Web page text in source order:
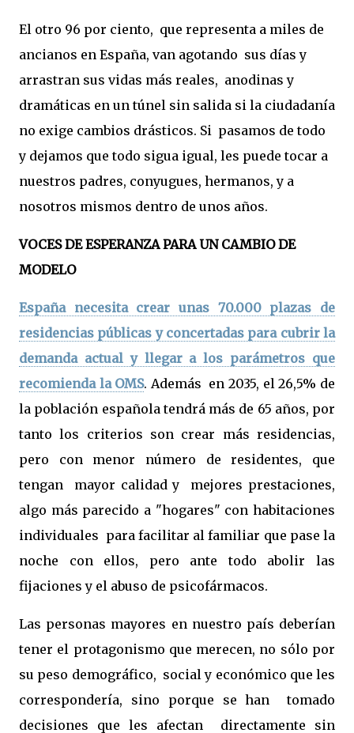
El otro 96 por ciento, que representa a miles de
ancianos en España, van agotando sus días y
arrastran sus vidas más reales, anodinas y
dramáticas en un túnel sin salida si la ciudadanía
no exige cambios drásticos. Si pasamos de todo
y dejamos que todo sigua igual, les puede tocar a
nuestros padres, conyugues, hermanos, y a
nosotros mismos dentro de unos años.
VOCES DE ESPERANZA PARA UN CAMBIO DE
MODELO
España necesita crear unas 70.000 plazas de
residencias públicas y concertadas para cubrir la
demanda actual y llegar a los parámetros que
recomienda la OMS.Además en2035, el 26,5% de
la población española tendrá más de 65 años, por
tanto los criterios son crear más residencias,
pero con menor número de residentes, que
tengan mayor calidad y mejores prestaciones,
algo más parecido a "hogares" con habitaciones
individuales para facilitar al familiar que pase la
noche con ellos, pero ante todo abolir las
fijaciones y el abuso de psicofármacos.
Las personas mayores en nuestro país deberían
tener el protagonismo que merecen, no sólo por
su peso demográfico, social y económico que les
correspondería, sino porque se han tomado
decisiones que les afectan directamente sin